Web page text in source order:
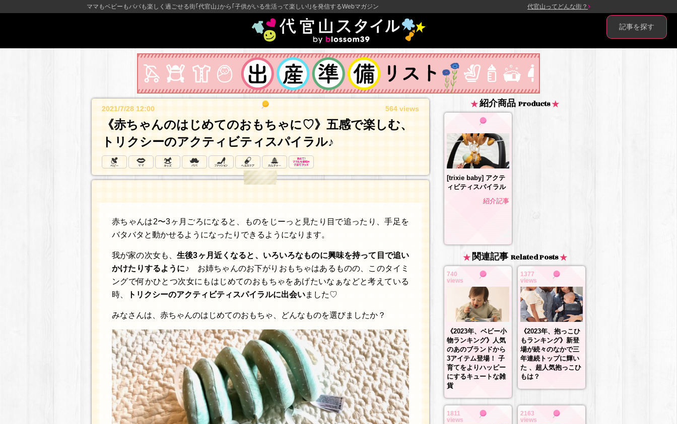
ママもベビーもパパも楽しく過ごせる街｢代官山｣から｢子供がいる生活って楽しい!｣を発信するWebマガジン 代官山ってどんな街？
2021/7/28 12:00 564 views
《赤ちゃんのはじめてのおもちゃに♡》五感で楽しむ、
トリクシーのアクティビティスパイラル♪
赤ちゃんは2〜3ヶ月ごろになると、ものをじーっと見たり目で追ったり、手足を
バタバタと動かせるようになったりできるようになります。
我が家の次女も、生後3ヶ月近くなると、いろいろなものに興味を持って目で追い
かけたりするように♪ お姉ちゃんのお下がりおもちゃはあるものの、このタイミ
ングで何かひとつ次女にもはじめてのおもちゃをあげたいなぁなどと考えている
時、
トリクシーのアクティビティスパイラルに出会いました♡
みなさんは、赤ちゃんのはじめてのおもちゃ、どんなものを選びましたか？
紹介商品 Products
[trixie baby] アクテ
ィビティスパイラル
紹介記事
関連記事 Related Posts
740
views
《2023年、ベビー小
物ランキング》人気
のあのブランドから
3アイテム登場！ 子
育てをよりハッピー
にするキュートな雑
貨
1377
views
《2023年、抱っこひ
もランキング》新登
場が続々のなかで三
年連続トップに輝い
た 、超人気抱っこひ
もは？
1811
views
2163
views
記事を探す